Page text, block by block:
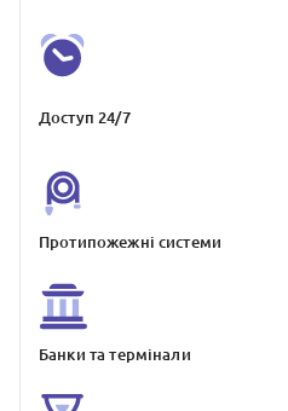
Доступ 24/7
Протипожежнi системи
Банки та термiнали